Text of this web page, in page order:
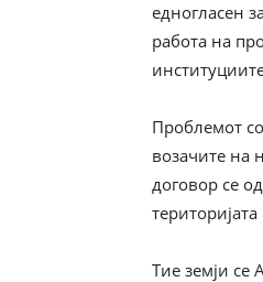
едногласен
работа на
Проблемот
возачите на
договор се
Тие земји се